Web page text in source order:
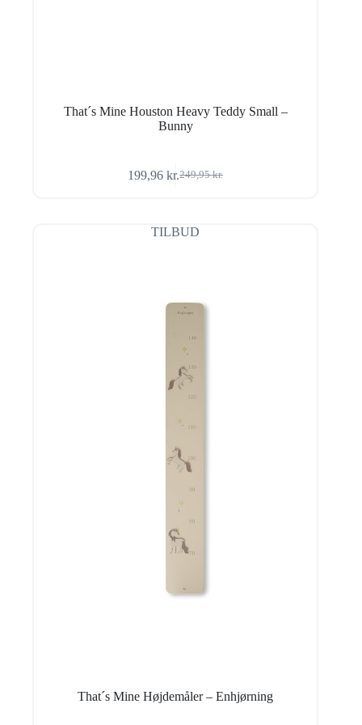
That´s Mine Houston Heavy Teddy Small –
Bunny
249,95kr.
Den
var:
249,95 kr..
199,96kr.Den
er:
199,96 kr..
TILBUD
That´s Mine Højdemåler – Enhjørning